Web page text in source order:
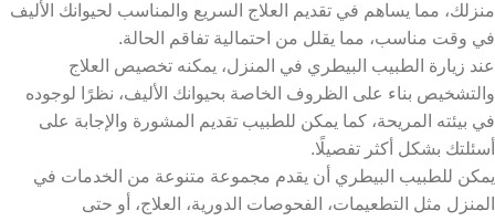
منزلك، مما يساهم في تقديم العلاج السريع والمناسب لحيوانك الأليف
في وقت مناسب، مما يقلل من احتمالية تفاقم الحالة.
عند زيارة الطبيب البيطري في المنزل، يمكنه تخصيص العلاج
والتشخيص بناء على الظروف الخاصة بحيوانك الأليف، نظرًا لوجوده
في بيئته المريحة، كما يمكن للطبيب تقديم المشورة والإجابة على
أسئلتك بشكل أكثر تفصيلًا.
يمكن للطبيب البيطري أن يقدم مجموعة متنوعة من الخدمات في
المنزل مثل التطعيمات، الفحوصات الدورية، العلاج، أو حتى